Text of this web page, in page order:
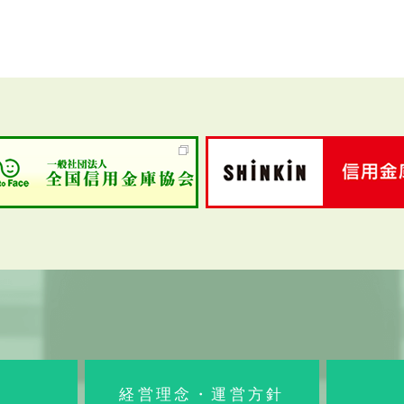
経営理念・運営方針